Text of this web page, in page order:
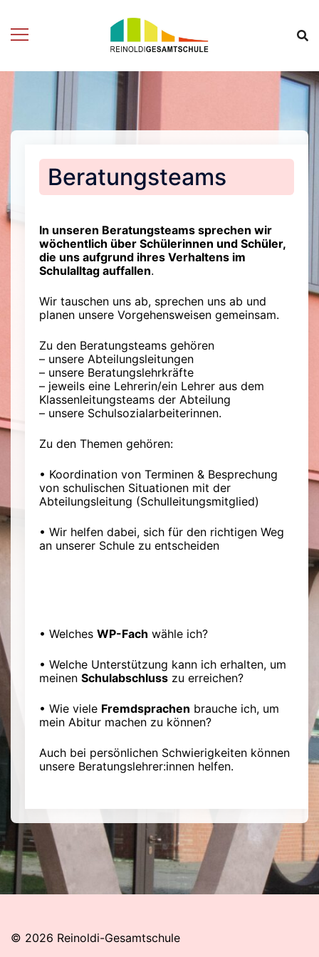
springen
Beratungsteams
In unseren Beratungsteams sprechen wir
wöchentlich über Schülerinnen und Schüler,
die uns aufgrund ihres Verhaltens im
Schulalltag auffallen.
Wir tauschen uns ab, sprechen uns ab und
planen unsere Vorgehensweisen gemeinsam.
Zu den Beratungsteams gehören
– unsere Abteilungsleitungen
– unsere Beratungslehrkräfte
– jeweils eine Lehrerin/ein Lehrer aus dem
Klassenleitungsteams der Abteilung
– unsere Schulsozialarbeiterinnen.
Zu den Themen gehören:
• Koordination von Terminen & Besprechung
von schulischen Situationen mit der
Abteilungsleitung (Schulleitungsmitglied)
• Wir helfen dabei, sich für den richtigen Weg
an unserer Schule zu entscheiden
• Welches WP-Fach wähle ich?
• Welche Unterstützung kann ich erhalten, um
meinen Schulabschluss zu erreichen?
• Wie viele Fremdsprachen brauche ich, um
mein Abitur machen zu können?
Auch bei persönlichen Schwierigkeiten können
unsere Beratungslehrer:innen helfen.
© 2026 Reinoldi-Gesamtschule